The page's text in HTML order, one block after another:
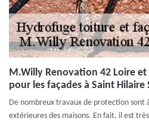
M.Willy Renovation 42 Loire
pour les façades à Saint Hilaire
De nombreux travaux de protection sont
extérieures des maisons. En fait, il est